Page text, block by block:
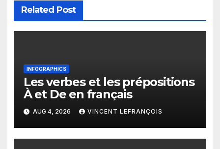
Related Post
INFOGRAPHICS
Les verbes et les prépositions
À et De en français
AUG 4, 2026 VINCENT LEFRANÇOIS